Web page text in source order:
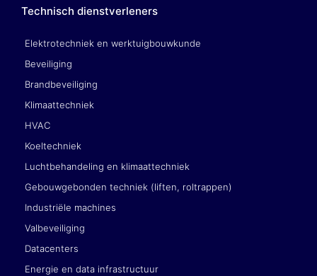
Technisch dienstverleners
Elektrotechniek en werktuigbouwkunde
Beveiliging
Brandbeveiliging
Klimaattechniek
HVAC
Koeltechniek
Luchtbehandeling en klimaattechniek
Gebouwgebonden techniek (liften, roltrappen)
Industriële machines
Valbeveiliging
Datacenters
Energie en data infrastructuur